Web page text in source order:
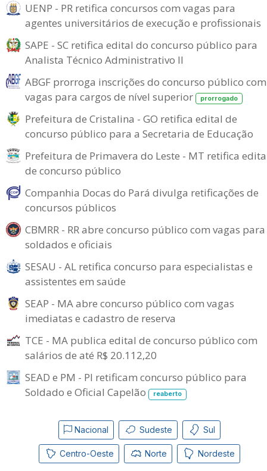
UENP - PR retifica concursos com vagas para
agentes universitários de execução e profissionais
SAPE - SC retifica edital do concurso público para
Analista Técnico Administrativo II
ABGF prorroga inscrições do concurso público com
vagas para cargos de nível superior
prorrogado
Prefeitura de Cristalina - GO retifica edital de
concurso público para a Secretaria de Educação
Prefeitura de Primavera do Leste - MT retifica
de concurso público
Companhia Docas do Pará divulga retificações de
concursos públicos
CBMRR - RR abre concurso público com vagas para
soldados e oficiais
SESAU - AL retifica concurso para especialistas e
assistentes em saúde
SEAP - MA abre concurso público com vagas
imediatas e cadastro de reserva
TCE - MA publica edital de concurso público com
salários de até R$ 20.112,20
SEAD e PM - PI retificam concurso público para
Soldado e Oficial Capelão
reaberto
Nacional Sudeste Sul
Centro-Oeste Norte Nordeste